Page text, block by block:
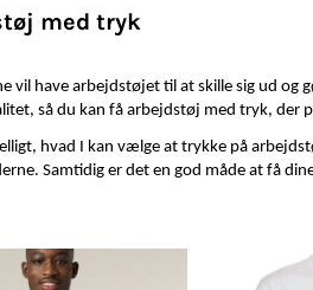
med tryk
vil have arbejdstøjet til at skille sig ud
så du kan få arbejdstøj med tryk, der
hvad I kan vælge at trykke på
Samtidig er det en god måde at få
TØJ
Bukser / Shorts Caps / headwear